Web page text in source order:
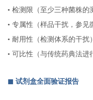
• 检测限（至少三种菌株的
• 专属性（样品干扰，参见
• 耐用性（检测体系的干扰）
• 可比性（与传统药典法进
◼︎ 试剂盒全面验证报告